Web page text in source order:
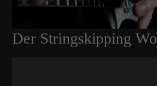
Der Stringskipping